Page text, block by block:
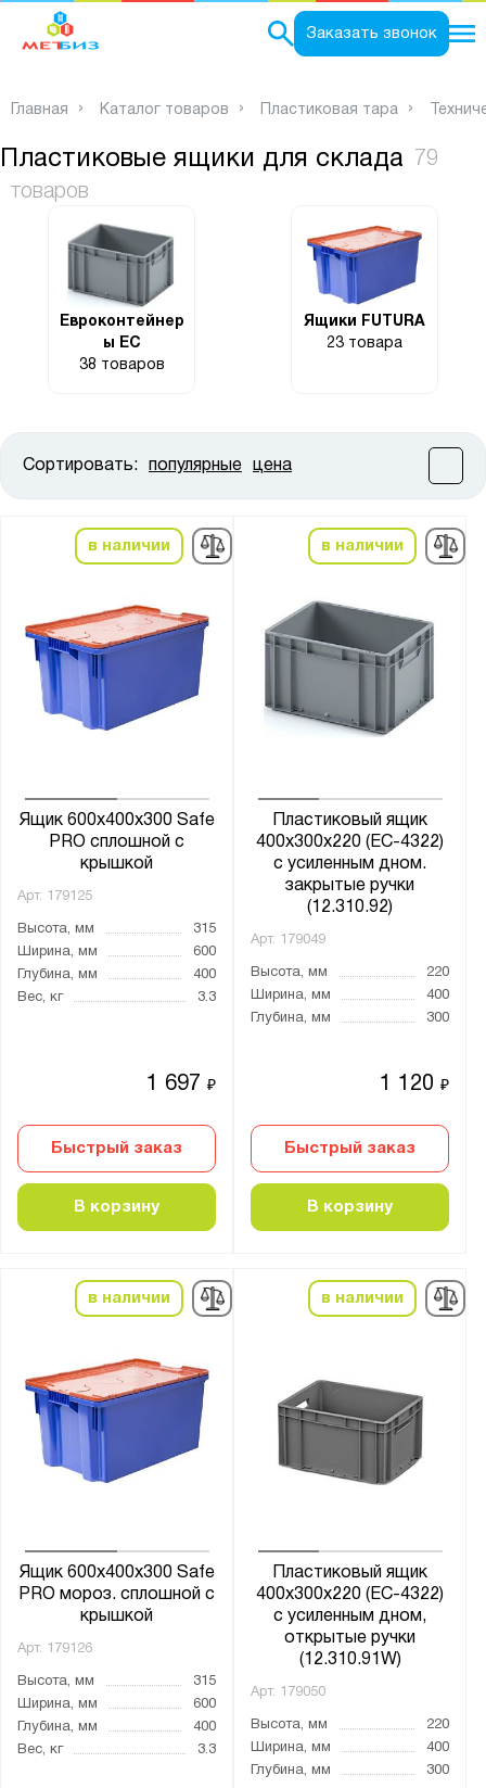
Заказать звонок
Главная Каталог товаров Пластиковая тара
Пластиковые ящики для склада
79
товаров
Евроконтейнер
ы ЕС
38 товаров
Ящики FUTURA
23 товара
Сортировать: популярные цена
в наличии
Ящик 600х400х300 Safe
PRO сплошной с
крышкой
Арт. 179125
Высота, мм
315
Ширина, мм
600
Глубина, мм
400
Вес, кг
3.3
1 697₽
Быстрый заказ
В корзину
в наличии
Пластиковый ящик
400х300х220 (ЕС-4322)
с усиленным дном.
закрытые ручки
(12.310.92)
Арт. 179049
Высота, мм
220
Ширина, мм
400
Глубина, мм
300
1 120₽
Быстрый заказ
В корзину
в наличии
Ящик 600х400х300 Safe
PRO мороз. сплошной с
крышкой
Арт. 179126
Высота, мм
315
Ширина, мм
600
Глубина, мм
400
Вес, кг
3.3
в наличии
Пластиковый ящик
400х300х220 (ЕС-4322)
с усиленным дном,
открытые ручки
(12.310.91W)
Арт. 179050
Высота, мм
220
Ширина, мм
400
Глубина, мм
300
от до
Ширина, мм:
от
от до
перфорированные
сплошные
Дно:
Морозостойкость:
-30°С + 60°С
Страна производства:
Россия
Ай-Пласт
Тара.ру
Серия:
KLT